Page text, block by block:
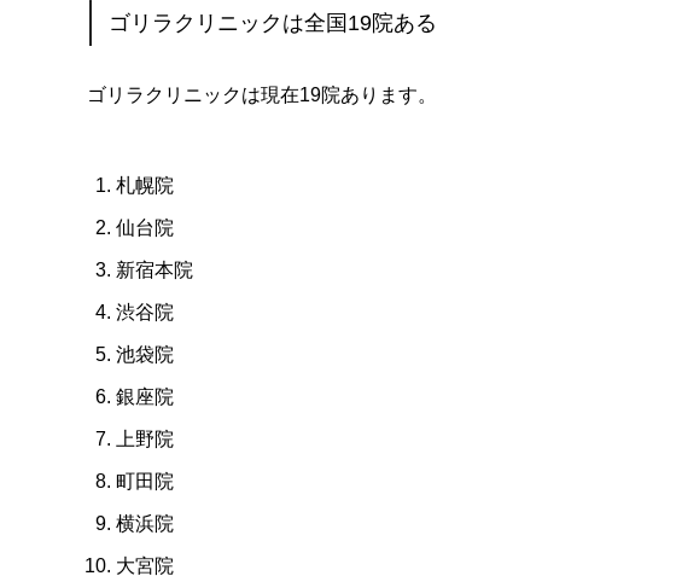
ゴリラクリニックは全国19院ある
ゴリラクリニックは現在19院あります。
札幌院
仙台院
新宿本院
渋谷院
池袋院
銀座院
上野院
町田院
横浜院
大宮院